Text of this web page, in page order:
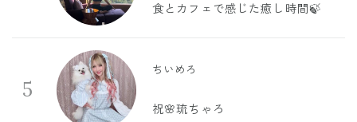
食とカフェで感じた癒し時間🍃
5
ちいめろ
祝🌸琉ちゃろ